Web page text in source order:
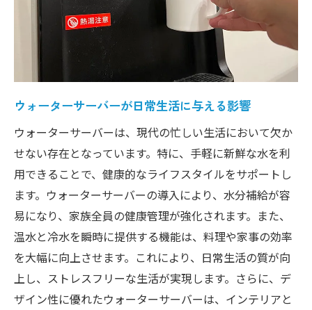
サーバー
ウォーターサーバーがインテリアに加わるとど
う変わる？
バーの選び方
ウォーターサーバーと調和するインテリア
スタイル
ウォーターサーバーが与える空間の印象
インテリアを引き立てるウォーターサーバ
ーのデザイン
ウォーターサーバーがある生活空間の変化
省エネ機能付きウォーターサーバーでエコな暮
らしをサポート
ウォーターサーバーが日常生活に与える影響
ウォーターサーバーは、現代の忙しい生活において欠か
せない存在となっています。特に、手軽に新鮮な水を利
用できることで、健康的なライフスタイルをサポートし
ます。ウォーターサーバーの導入により、水分補給が容
易になり、家族全員の健康管理が強化されます。また、
温水と冷水を瞬時に提供する機能は、料理や家事の効率
を大幅に向上させます。これにより、日常生活の質が向
上し、ストレスフリーな生活が実現します。さらに、デ
ザイン性に優れたウォーターサーバーは、インテリアと